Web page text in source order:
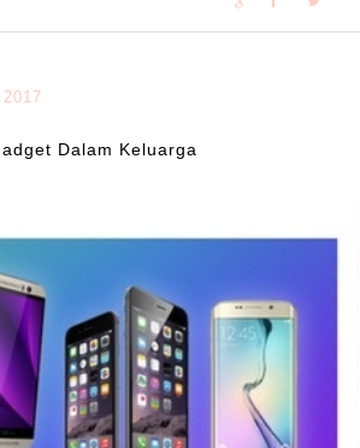
Dalam Keluarga